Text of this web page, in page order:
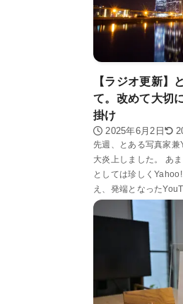
【ラジオ更新】
て。改めて大切
掛け
2025年6月2日
先週、とある写真家
大炎上しました。 あ
としては珍しく
え、発端となった